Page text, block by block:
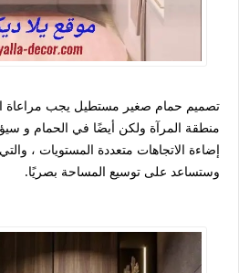
تصميم حمام صغير مستطيل يجب مراعاة
منطقة المرآة ولكن أيضًا في الحمام و
إضاءة الاتجاهات متعددة المستويات ،
وستساعد على توسيع المساحة بصريًا.